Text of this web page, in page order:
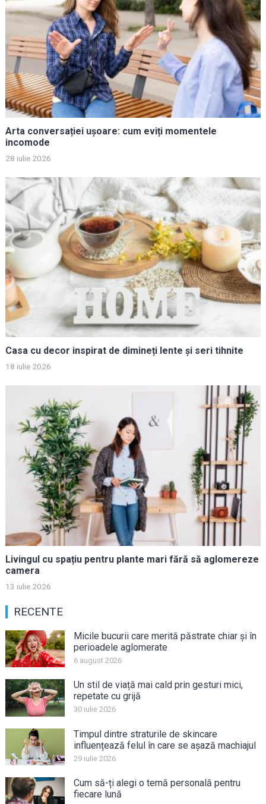
Arta conversației ușoare: cum eviți momentele
incomode
28 iulie 2026
Casa cu decor inspirat de dimineți lente și seri tihnite
18 iulie 2026
Livingul cu spațiu pentru plante mari fără să aglomereze
camera
13 iulie 2026
RECENTE
Micile bucurii care merită păstrate chiar și în
perioadele aglomerate
6 august 2026
Un stil de viață mai cald prin gesturi mici,
repetate cu grijă
30 iulie 2026
Timpul dintre straturile de skincare
influențează felul în care se așază machiajul
29 iulie 2026
Cum să-ți alegi o temă personală pentru
fiecare lună